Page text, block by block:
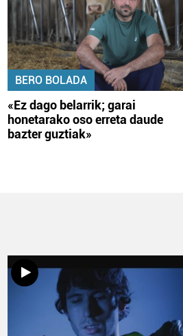
BERO BOLADA
«Ez dago belarrik; garai
honetarako oso erreta daude
bazter guztiak»